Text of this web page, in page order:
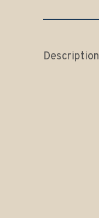
Description